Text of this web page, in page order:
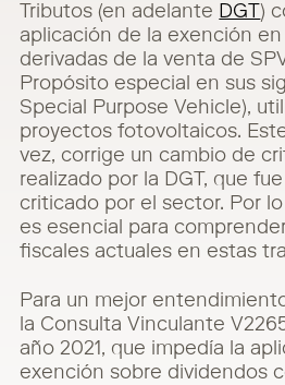
Tributos (en adelante DGT )
aplicación de la exención en
derivadas de la venta de
Propósito especial en sus
Special Purpose Vehicle),
proyectos fotovoltaicos.
vez, corrige un cambio de
realizado por la DGT, que
criticado por el sector. Por
es esencial para
fiscales actuales en estas
Para un mejor
la Consulta Vinculante
año 2021, que impedía la
exención sobre dividendos